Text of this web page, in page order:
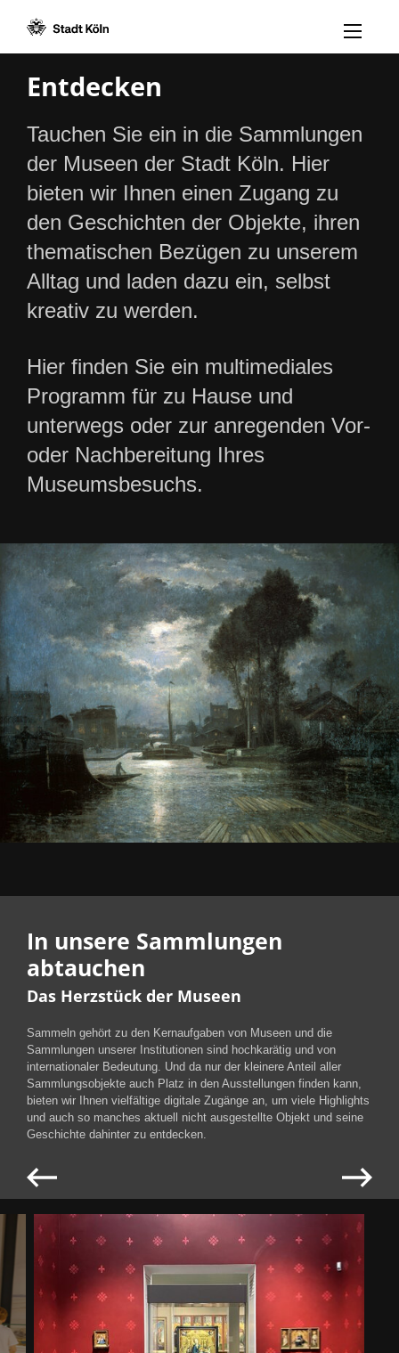
Menü
Entdecken
Tauchen Sie ein in die Sammlungen
der Museen der Stadt Köln. Hier
bieten wir Ihnen einen Zugang zu
den Geschichten der Objekte, ihren
thematischen Bezügen zu unserem
Alltag und laden dazu ein, selbst
kreativ zu werden.
Hier finden Sie ein multimediales
Programm für zu Hause und
unterwegs oder zur anregenden Vor-
oder Nachbereitung Ihres
Museumsbesuchs.
In unsere Sammlungen
abtauchen
Das Herzstück der Museen
Sammeln gehört zu den Kernaufgaben von Museen und die
Sammlungen unserer Institutionen sind hochkarätig und von
internationaler Bedeutung. Und da nur der kleinere Anteil aller
Sammlungsobjekte auch Platz in den Ausstellungen finden kann,
bieten wir Ihnen vielfältige digitale Zugänge an, um viele Highlights
und auch so manches aktuell nicht ausgestellte Objekt und seine
Geschichte dahinter zu entdecken.